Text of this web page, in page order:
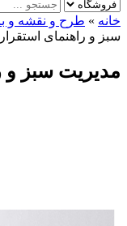
خانه » طرح و نقشه و
سبز و راهنمای استقرار
مدیریت سبز و